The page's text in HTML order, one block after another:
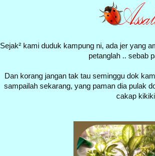
Sejak² kami duduk kampung ni, ada jer yang
petanglah .. sebab
Dan korang jangan tak tau seminggu dok
sampailah sekarang, yang paman dia pulak
cakap